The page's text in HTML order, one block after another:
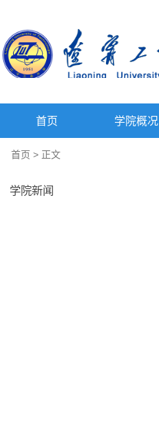
首页 学院概况
首页 > 正文
学院新闻